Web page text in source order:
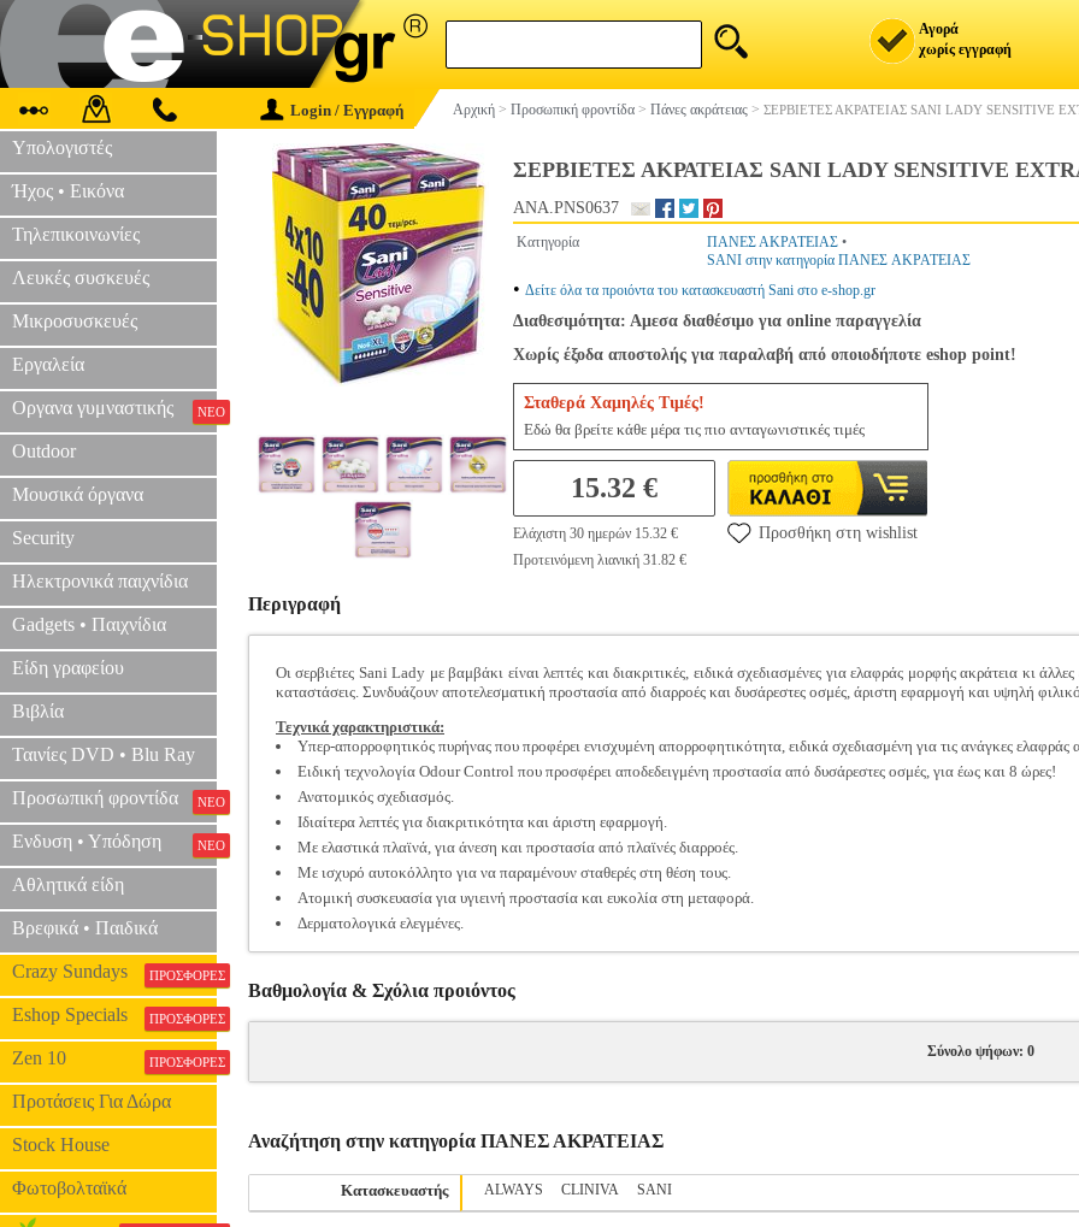
Αγορά
χωρίς εγγραφή
Login / Εγγραφή Αρχική > Προσωπική φροντίδα > Πάνες ακράτειας > ΣΕΡΒΙΕΤΕΣ ΑΚΡΑΤΕΙΑΣ SANI LADY SENSITIVE
Υπολογιστές
Ήχος • Εικόνα
Τηλεπικοινωνίες
Λευκές συσκευές
Μικροσυσκευές
Εργαλεία
Οργανα γυμναστικής ΝΕΟ
Outdoor
Μουσικά όργανα
Security
Ηλεκτρονικά παιχνίδια
Gadgets • Παιχνίδια
Είδη γραφείου
Βιβλία
Ταινίες DVD • Blu Ray
Προσωπική φροντίδα ΝΕΟ
Ενδυση • Υπόδηση ΝΕΟ
Αθλητικά είδη
Βρεφικά • Παιδικά
Crazy Sundays ΠΡΟΣΦΟΡΕΣ
Eshop Specials ΠΡΟΣΦΟΡΕΣ
Zen 10 ΠΡΟΣΦΟΡΕΣ
Προτάσεις Για Δώρα
Stock House
Φωτοβολταϊκά
ΣΕΡΒΙΕΤΕΣ ΑΚΡΑΤΕΙΑΣ SANI LADY SENSITIVE
ANA.PNS0637
Κατηγορία ΠΑΝΕΣ ΑΚΡΑΤΕΙΑΣ •
SANI στην κατηγορία ΠΑΝΕΣ ΑΚΡΑΤΕΙΑΣ
• Δείτε όλα τα προιόντα του κατασκευαστή Sani στο e-shop.gr
Διαθεσιμότητα: Αμεσα διαθέσιμο για online παραγγελία
Χωρίς έξοδα αποστολής για παραλαβή από οποιοδήποτε eshop point!
Σταθερά Χαμηλές Τιμές!
Εδώ θα βρείτε κάθε μέρα τις πιο ανταγωνιστικές τιμές
15.32 €
Ελάχιστη 30 ημερών 15.32 €
Προτεινόμενη λιανική 31.82 €
Προσθήκη στη wishlist
Περιγραφή
Οι σερβιέτες Sani Lady με βαμβάκι είναι λεπτές και διακριτικές, ειδικά σχεδιασμένες για ελαφράς μορφής ακράτεια κι άλλες
καταστάσεις. Συνδυάζουν αποτελεσματική προστασία από διαρροές και δυσάρεστες οσμές, άριστη εφαρμογή και υψηλή
Τεχνικά χαρακτηριστικά:
Υπερ-απορροφητικός πυρήνας που προφέρει ενισχυμένη απορροφητικότητα, ειδικά σχεδιασμένη για τις ανάγκες ελαφράς
Ειδική τεχνολογία Odour Control που προσφέρει αποδεδειγμένη προστασία από δυσάρεστες οσμές, για έως και 8 ώρες!
Ανατομικός σχεδιασμός.
Ιδιαίτερα λεπτές για διακριτικότητα και άριστη εφαρμογή.
Με ελαστικά πλαϊνά, για άνεση και προστασία από πλαϊνές διαρροές.
Με ισχυρό αυτοκόλλητο για να παραμένουν σταθερές στη θέση τους.
Ατομική συσκευασία για υγιεινή προστασία και ευκολία στη μεταφορά.
Δερματολογικά ελεγμένες.
Βαθμολογία & Σχόλια προιόντος
Σύνολο ψήφων: 0
Αναζήτηση στην κατηγορία ΠΑΝΕΣ ΑΚΡΑΤΕΙΑΣ
Κατασκευαστής ALWAYS CLINIVA SANI